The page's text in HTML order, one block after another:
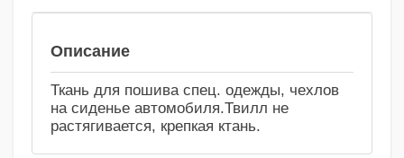
Описание
Ткань для пошива спец. одежды, чехлов
на сиденье автомобиля.Твилл не
растягивается, крепкая ктань.